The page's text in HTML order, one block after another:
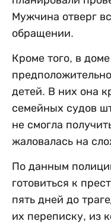
Мужчина отверг
обращении.
Кроме того, в
детей. В них она
семейных судов
не смогла
жаловалась на
По данным
готовиться к
пять дней до
их переписку, из